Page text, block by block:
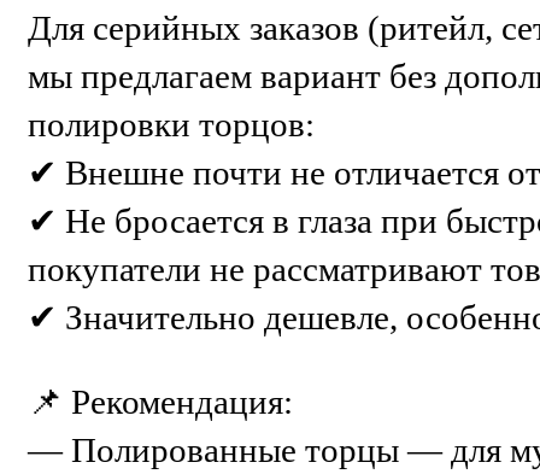
Для серийных заказов (ритейл,
мы предлагаем вариант без
полировки торцов:
✔ Внешне почти не отличается
✔ Не бросается в глаза при
покупатели не рассматривают
✔ Значительно дешевле,
📌 Рекомендация:
— Полированные торцы — для